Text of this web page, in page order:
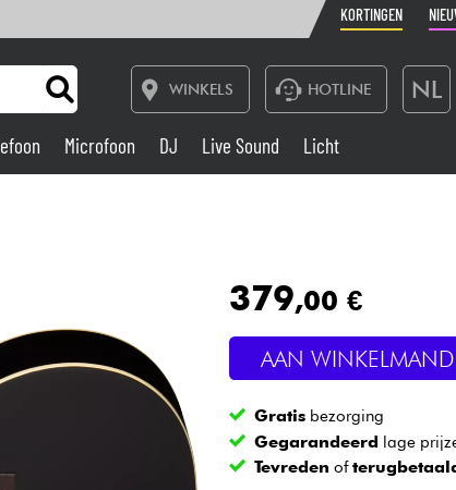
KORTINGEN
WINKELS HOTLINE NL
France
Belgique
Deutschland
Live Sound
Blaasinstrument
Kabels & toebehoren
Microfoon DJ Live Sound
Licht
379,00 €
AAN
Gratis bezorging
Gegarandeerd lage
Tevreden of